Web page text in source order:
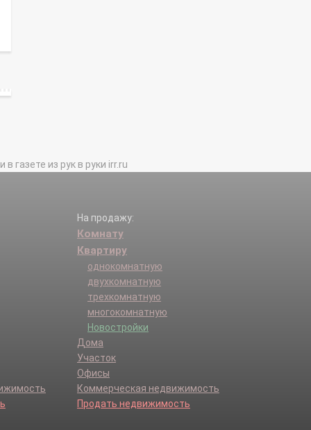
газете из рук в руки irr.ru
На продажу:
Комнату
Квартиру
однокомнатную
двухкомнатную
трехкомнатную
многокомнатную
Новостройки
Дома
Участок
Офисы
Коммерческая недвижимость
Продать недвижимость